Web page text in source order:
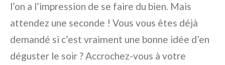
l’on a l’impression de se faire du bien. Mais
attendez une seconde ! Vous vous êtes déjà
demandé si c’est vraiment une bonne idée d’en
déguster le soir ? Accrochez-vous à votre